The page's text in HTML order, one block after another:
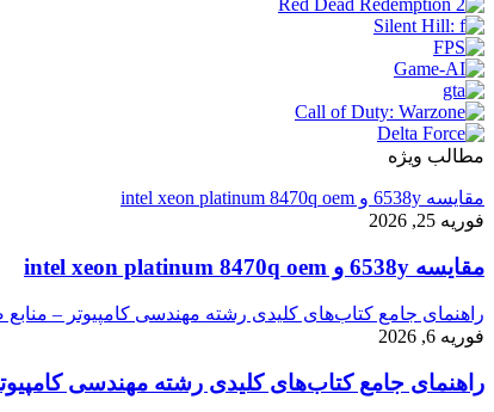
مطالب ویژه
مقایسه 6538y و intel xeon platinum 8470q oem
فوریه 25, 2026
مقایسه 6538y و intel xeon platinum 8470q oem
راهنمای جامع کتاب‌های کلیدی رشته مهندسی کامپیوتر –
فوریه 6, 2026
راهنمای جامع کتاب‌های کلیدی رشته مهندسی